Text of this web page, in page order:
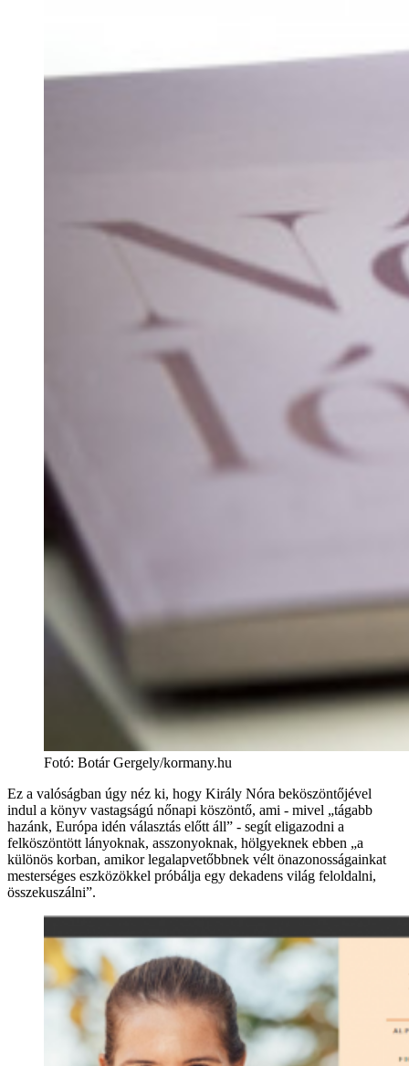
Fotó: Botár Gergely/kormany.hu
Ez a valóságban úgy néz ki, hogy Király Nóra beköszöntőjével
indul a könyv vastagságú nőnapi köszöntő, ami - mivel „tágabb
hazánk, Európa idén választás előtt áll” - segít eligazodni a
felköszöntött lányoknak, asszonyoknak, hölgyeknek ebben „a
különös korban, amikor legalapvetőbbnek vélt önazonosságainkat
mesterséges eszközökkel próbálja egy dekadens világ feloldalni,
összekuszálni”.